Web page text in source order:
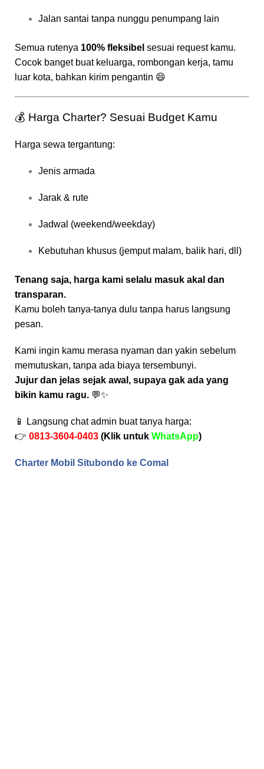
Jalan santai tanpa nunggu penumpang lain
Semua rutenya 100% fleksibel sesuai request kamu.
Cocok banget buat keluarga, rombongan kerja, tamu
luar kota, bahkan kirim pengantin 😄
💰 Harga Charter? Sesuai Budget Kamu
Harga sewa tergantung:
Jenis armada
Jarak & rute
Jadwal (weekend/weekday)
Kebutuhan khusus (jemput malam, balik hari, dll)
Tenang saja, harga kami selalu masuk akal dan
transparan.
Kamu boleh tanya-tanya dulu tanpa harus langsung
pesan.
Kami ingin kamu merasa nyaman dan yakin sebelum
memutuskan, tanpa ada biaya tersembunyi.
Jujur dan jelas sejak awal, supaya gak ada yang
bikin kamu ragu. 💬✨
📱 Langsung chat admin buat tanya harga:
👉 0813-3604-0403 (Klik untuk WhatsApp)
Charter Mobil Situbondo ke Comal